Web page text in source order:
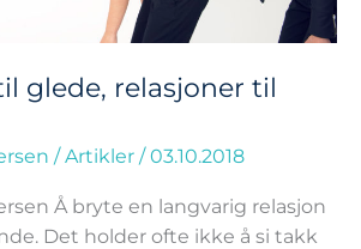
glede, relasjoner til
/Artikler /03.10.2018
Å bryte en langvarig relasjon
Det holder ofte ikke å si takk